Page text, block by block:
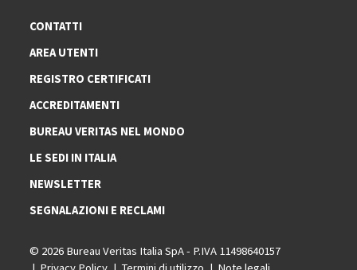
CONTATTI
AREA UTENTI
REGISTRO CERTIFICATI
ACCREDITAMENTI
BUREAU VERITAS NEL MONDO
LE SEDI IN ITALIA
NEWSLETTER
SEGNALAZIONI E RECLAMI
© 2026 Bureau Veritas Italia SpA - P.IVA 11498640157